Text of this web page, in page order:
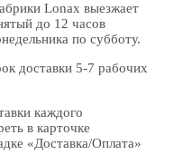
Lonax выезжает
до 12 часов
по субботу.
доставки 5-7 рабочих
каждого
в карточке
«Доставка/Оплата»